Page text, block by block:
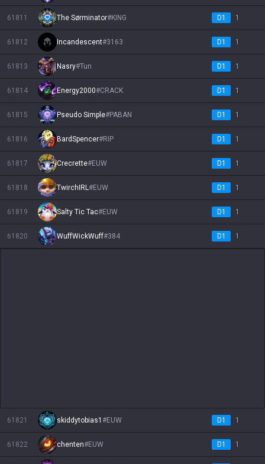
61811 The Sørminator#KING D1 1
61812 Incandescent#3163 D1 1
61813 Nasry#Tun D1 1
61814 Energy2000#CRACK D1 1
61815 Pseudo Simple#PABAN D1 1
61816 BardSpencer#RIP D1 1
61817 Crecrette#EUW D1 1
61818 TwirchIRL#EUW D1 1
61819 Salty Tic Tac#EUW D1 1
61820 WuffWickWuff#384 D1 1
61821 skiddytobias1 #EUW D1 1
61822 chenten#EUW D1 1